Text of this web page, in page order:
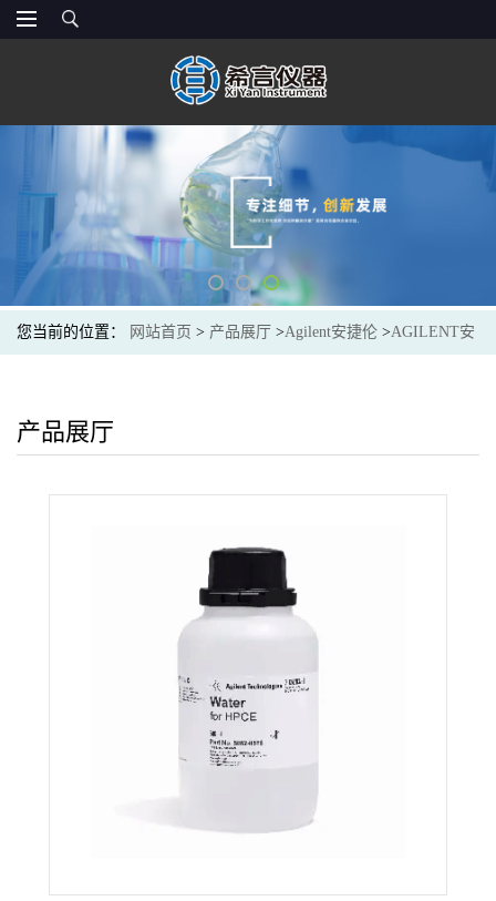
您当前的位置： 网站首页 > 产品展厅 >Agilent安捷伦 >AGILENT安
氟酸溶液中,100 mL
产品展厅